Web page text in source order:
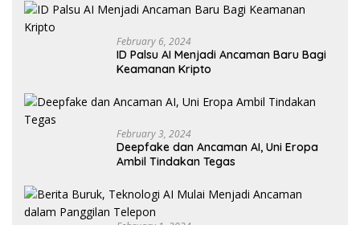
February 6, 2024
ID Palsu AI Menjadi Ancaman Baru Bagi
Keamanan Kripto
February 3, 2024
Deepfake dan Ancaman AI, Uni Eropa
Ambil Tindakan Tegas